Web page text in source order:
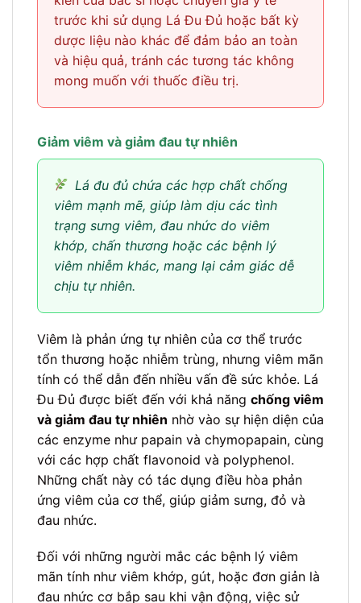
trước khi sử dụng Lá Đu Đủ hoặc bất kỳ
dược liệu nào khác để đảm bảo an toàn
và hiệu quả, tránh các tương tác không
mong muốn với thuốc điều trị.
Giảm viêm và giảm đau tự nhiên
Lá đu đủ chứa các hợp chất chống
viêm mạnh mẽ, giúp làm dịu các tình
trạng sưng viêm, đau nhức do viêm
khớp, chấn thương hoặc các bệnh lý
viêm nhiễm khác, mang lại cảm giác dễ
chịu tự nhiên.
Viêm là phản ứng tự nhiên của cơ thể trước
tổn thương hoặc nhiễm trùng, nhưng viêm mãn
tính có thể dẫn đến nhiều vấn đề sức khỏe. Lá
Đu Đủ được biết đến với khả năng chống viêm
và giảm đau tự nhiên nhờ vào sự hiện diện của
các enzyme như papain và chymopapain, cùng
với các hợp chất flavonoid và polyphenol.
Những chất này có tác dụng điều hòa phản
ứng viêm của cơ thể, giúp giảm sưng, đỏ và
đau nhức.
Đối với những người mắc các bệnh lý viêm
mãn tính như viêm khớp, gút, hoặc đơn giản là
đau nhức cơ bắp sau khi vận động, việc sử